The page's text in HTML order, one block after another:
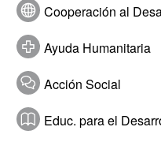
Cooperación al
Ayuda Humanitaria
Acción Social
Educ. para el